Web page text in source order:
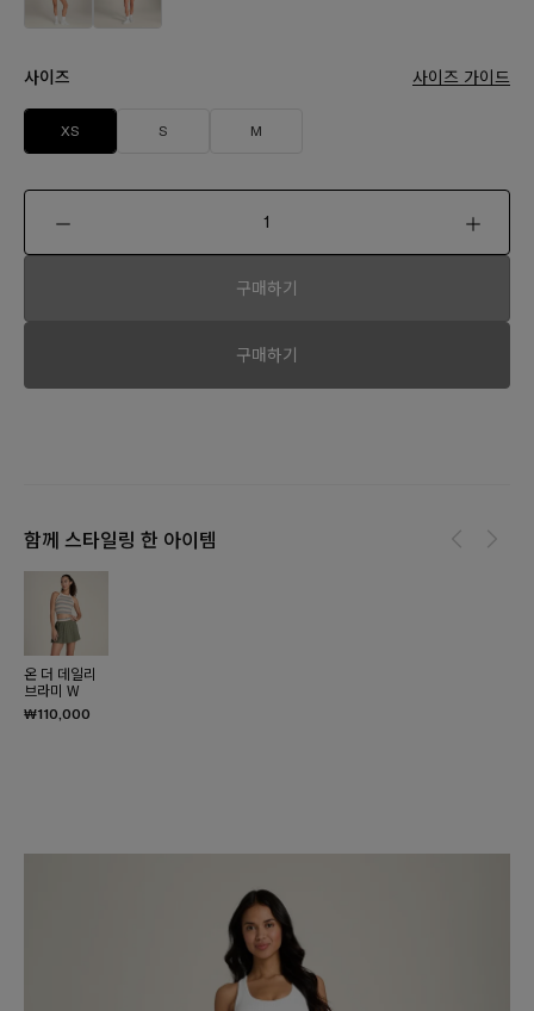
사이즈 사이즈 가이드
XS S M
구매하기
구매하기
함께 스타일링 한 아이템
온 더 데일리
브라미 W
₩110,000